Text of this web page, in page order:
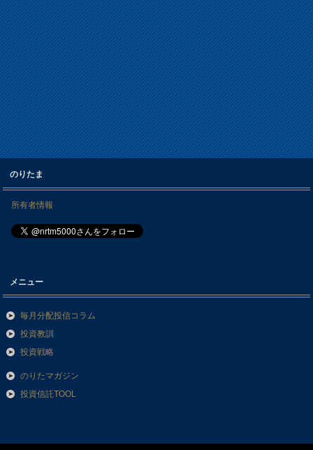
のりたま
所有者情報
メニュー
毎月分配投信コラム
投資教訓
投資戦略
のりたマガジン
投資信託TOOL